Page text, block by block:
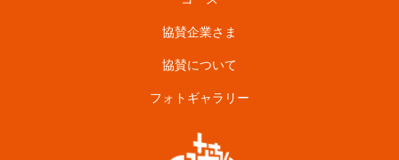
協賛企業さま
協賛について
フォトギャラリー